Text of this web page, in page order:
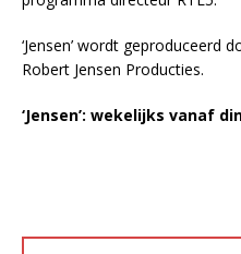
‘Jensen’ wordt geproduceerd
Robert Jensen Producties.
‘Jensen’: wekelijks vanaf